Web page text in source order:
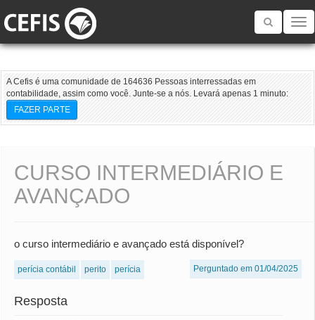
Toggle
A Cefis é uma comunidade de 164636 Pessoas interressadas em
contabilidade, assim como você. Junte-se a nós. Levará apenas 1 minuto:
FAZER PARTE
CURSO INTERMEDIÁRIO E
AVANÇADO
o curso intermediário e avançado está disponível?
perícia contábil perito perícia Perguntado em 01/04/2025
Resposta